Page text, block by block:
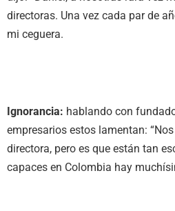
directoras. Una vez cada par de
mi ceguera.
Ignorancia: hablando con
empresarios estos lamentan:
directora, pero es que están tan
capaces en Colombia hay